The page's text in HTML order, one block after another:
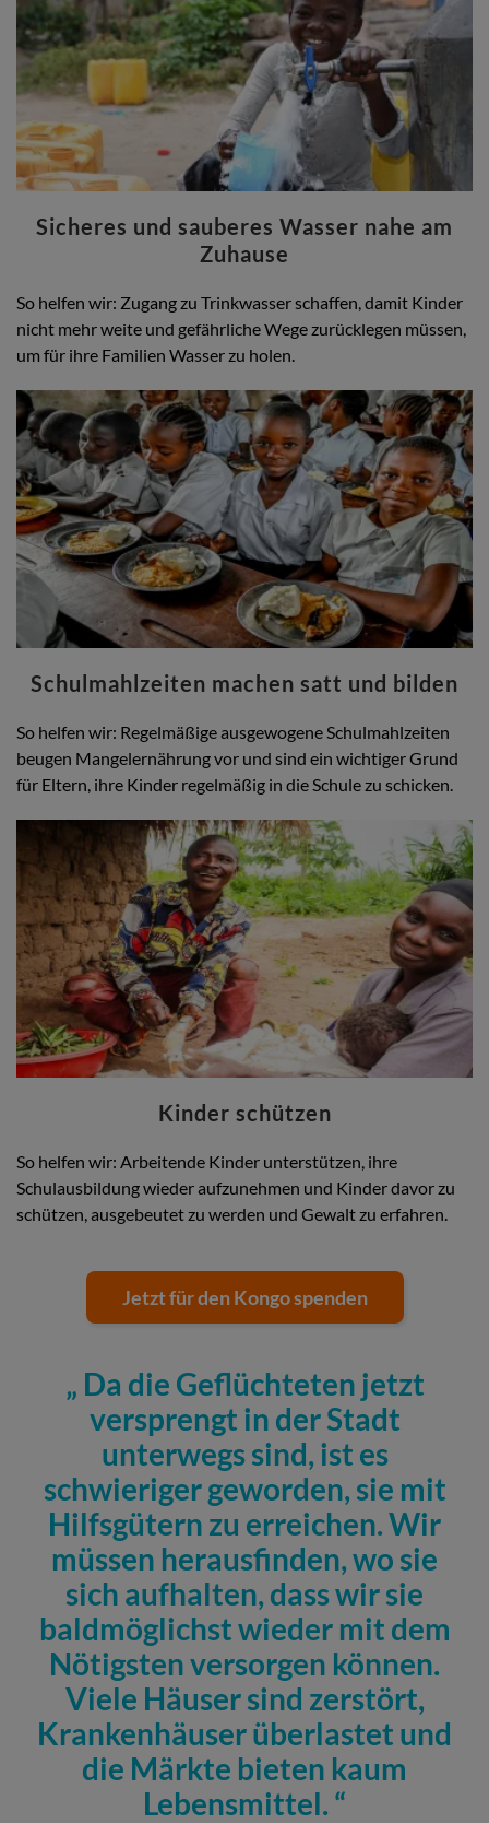
Sicheres und sauberes Wasser nahe am
Zuhause
So helfen wir: Zugang zu Trinkwasser schaffen, damit Kinder
nicht mehr weite und gefährliche Wege zurücklegen müssen,
um für ihre Familien Wasser zu holen.
Schulmahlzeiten machen satt und bilden
So helfen wir: Regelmäßige ausgewogene Schulmahlzeiten
beugen Mangelernährung vor und sind ein wichtiger Grund
für Eltern, ihre Kinder regelmäßig in die Schule zu schicken.
Kinder schützen
So helfen wir: Arbeitende Kinder unterstützen, ihre
Schulausbildung wieder aufzunehmen und Kinder davor zu
schützen, ausgebeutet zu werden und Gewalt zu erfahren.
Jetzt für den Kongo spenden
Da die Geflüchteten jetzt
versprengt in der Stadt
unterwegs sind, ist es
schwieriger geworden, sie mit
Hilfsgütern zu erreichen. Wir
müssen herausfinden, wo sie
sich aufhalten, dass wir sie
baldmöglichst wieder mit dem
Nötigsten versorgen können.
Viele Häuser sind zerstört,
Krankenhäuser überlastet und
die Märkte bieten kaum
Lebensmittel.